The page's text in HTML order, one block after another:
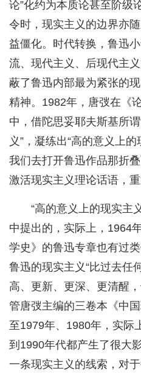
论”化约为本质论甚至阶级
令时，现实主义的边界亦
益僵化。时代转换，鲁迅
流、现代主义、后现代主
蔽了鲁迅内部最为紧张的
精神。1982年，唐弢在《
中，借陀思妥耶夫斯基所
义”，凝练出“高的意义上
我们去打开鲁迅作品那折
激活现实主义理论话语，
“高的意义上的现实主
中提出的，实际上，1964
学史》的鲁迅专章也有过
鲁迅的现实主义“比过去任
高、更新、更深、更清醒
管唐弢主编的三卷本《中
至1979年、1980年，实际
到1990年代都产生了很大
一条现实主义的线索，对